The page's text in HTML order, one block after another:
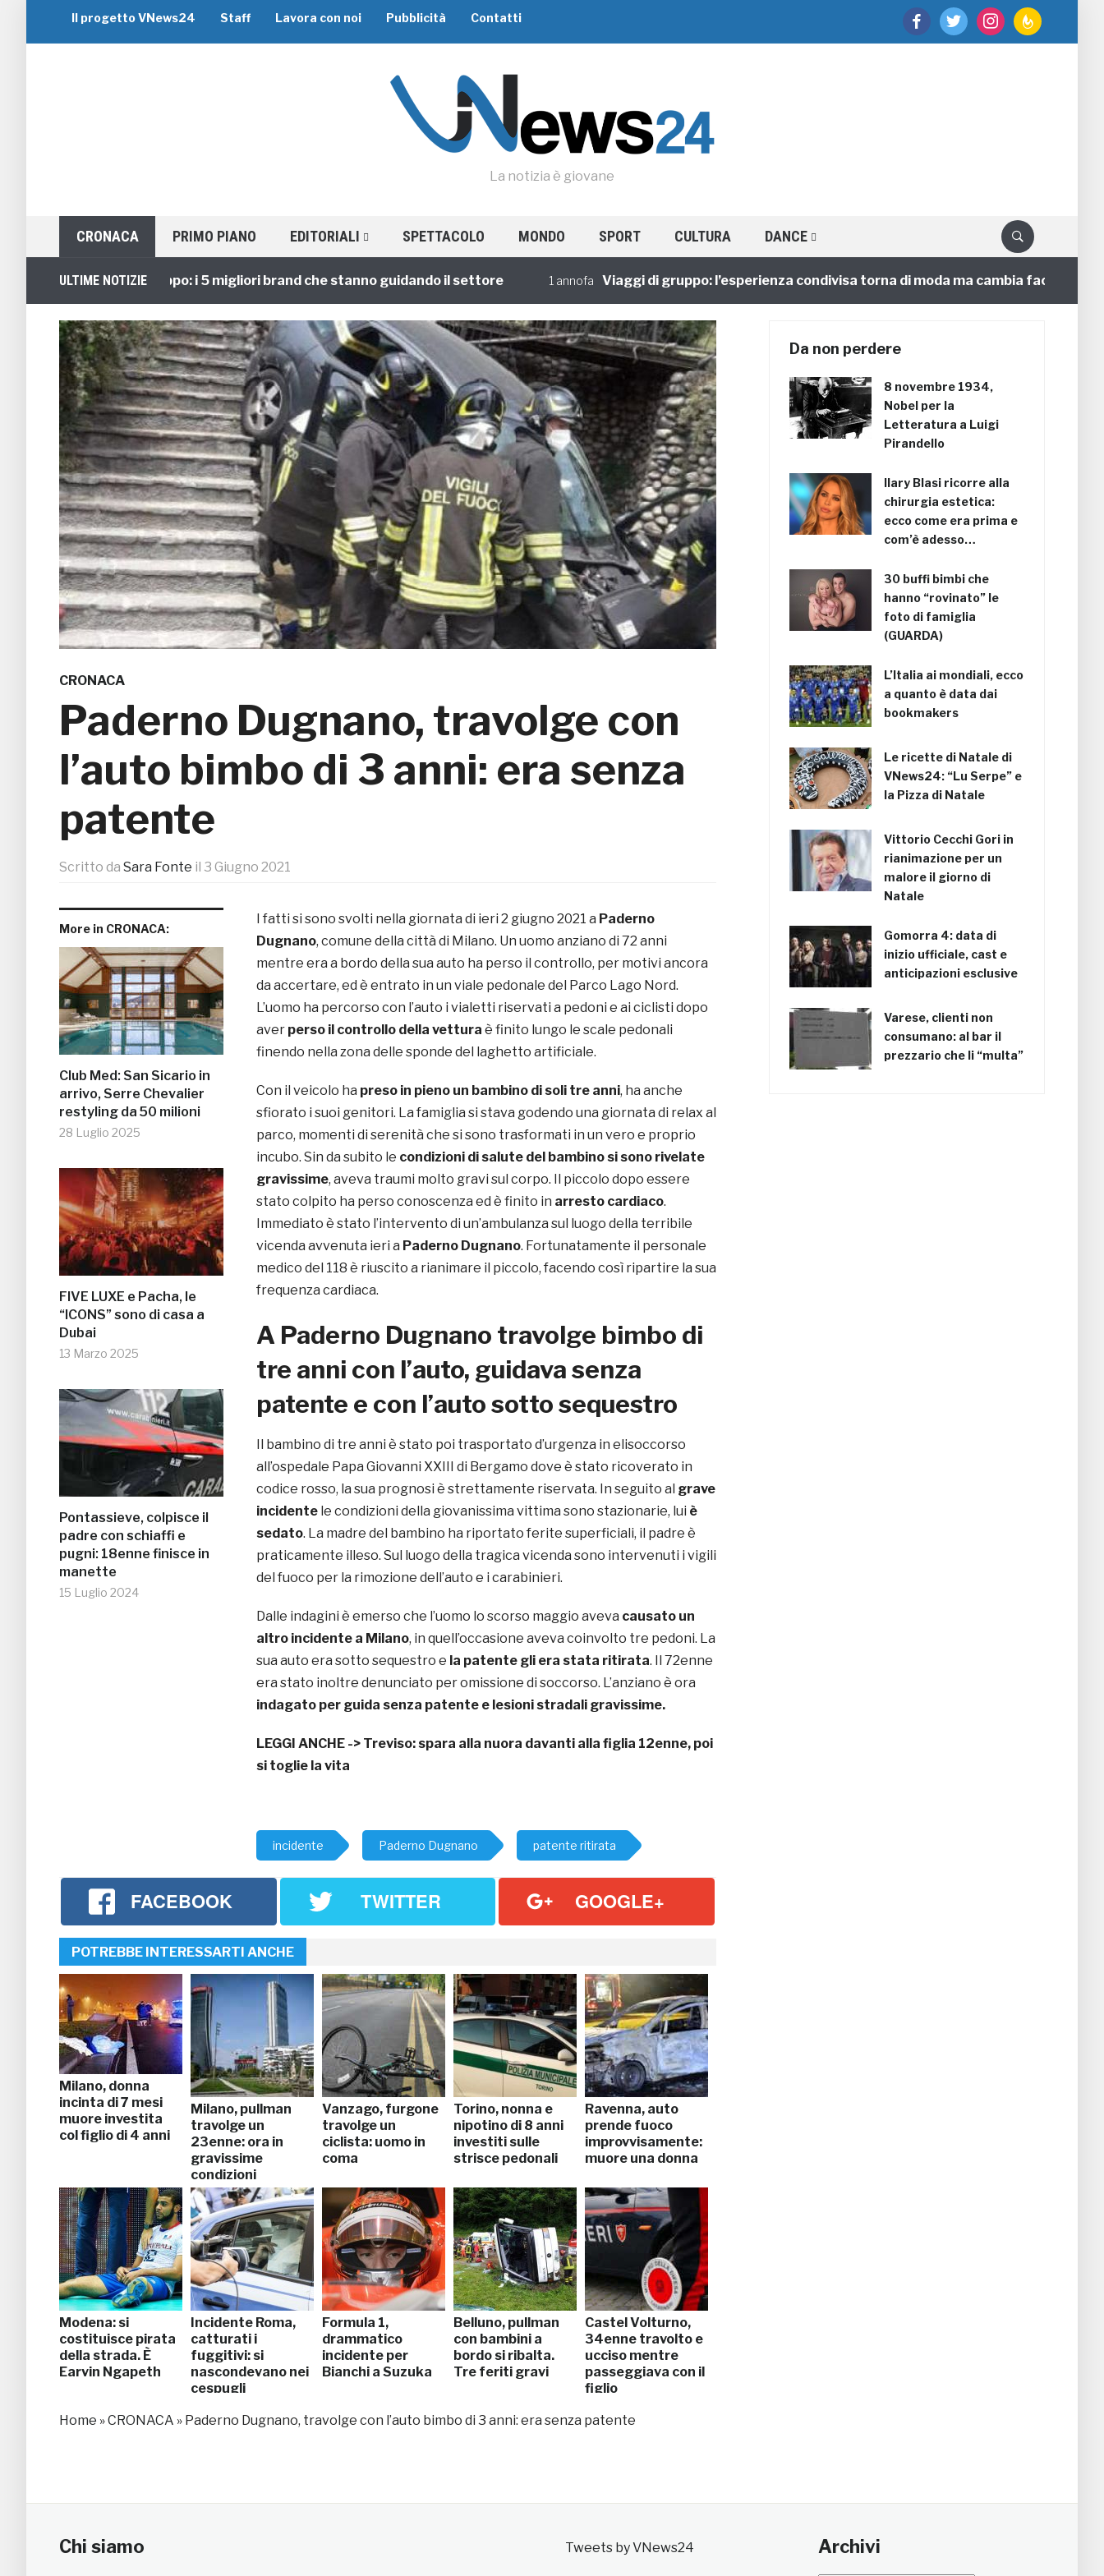
facebooktwitter instagramfeedburner
Il progetto VNews24 Staff Lavora con noi Pubblicità Contatti
La notizia è giovane
CRONACA PRIMO PIANO EDITORIALI SPETTACOLO MONDO SPORT CULTURA DANCE
ULTIME NOTIZIE
Viaggi di Gruppo: i 5 migliori brand che stanno guidando il settore 1 annofa Viaggi di gruppo: l’esperienza condivisa torna di moda ma cambia faccia
CRONACA
Paderno Dugnano, travolge con
l’auto bimbo di 3 anni: era senza
patente
Scritto da Sara Fonte il 3 Giugno 2021
More in CRONACA:
Club Med: San Sicario in
arrivo, Serre Chevalier
restyling da 50 milioni
28 Luglio 2025
FIVE LUXE e Pacha, le
“ICONS” sono di casa a
Dubai
13 Marzo 2025
Pontassieve, colpisce il
padre con schiaffi e
pugni: 18enne finisce in
manette
15 Luglio 2024
I fatti si sono svolti nella giornata di ieri 2 giugno 2021 a Paderno
Dugnano, comune della città di Milano. Un uomo anziano di 72 anni
mentre era a bordo della sua auto ha perso il controllo, per motivi ancora
da accertare, ed è entrato in un viale pedonale del Parco Lago Nord.
L’uomo ha percorso con l’auto i vialetti riservati a pedoni e ai ciclisti dopo
aver perso il controllo della vettura è finito lungo le scale pedonali
finendo nella zona delle sponde del laghetto artificiale.
Con il veicolo ha preso in pieno un bambino di soli tre anni, ha anche
sfiorato i suoi genitori. La famiglia si stava godendo una giornata di relax al
parco, momenti di serenità che si sono trasformati in un vero e proprio
incubo. Sin da subito le condizioni di salute del bambino si sono rivelate
gravissime, aveva traumi molto gravi sul corpo. Il piccolo dopo essere
stato colpito ha perso conoscenza ed è finito in arresto cardiaco.
Immediato è stato l’intervento di un’ambulanza sul luogo della terribile
vicenda avvenuta ieri a Paderno Dugnano. Fortunatamente il personale
medico del 118 è riuscito a rianimare il piccolo, facendo così ripartire la sua
frequenza cardiaca.
A Paderno Dugnano travolge bimbo di
tre anni con l’auto, guidava senza
patente e con l’auto sotto sequestro
Il bambino di tre anni è stato poi trasportato d’urgenza in elisoccorso
all’ospedale Papa Giovanni XXIII di Bergamo dove è stato ricoverato in
codice rosso, la sua prognosi è strettamente riservata. In seguito al grave
incidente le condizioni della giovanissima vittima sono stazionarie, lui è
sedato. La madre del bambino ha riportato ferite superficiali, il padre è
praticamente illeso. Sul luogo della tragica vicenda sono intervenuti i vigili
del fuoco per la rimozione dell’auto e i carabinieri.
Dalle indagini è emerso che l’uomo lo scorso maggio aveva causato un
altro incidente a Milano, in quell’occasione aveva coinvolto tre pedoni. La
sua auto era sotto sequestro e la patente gli era stata ritirata. Il 72enne
era stato inoltre denunciato per omissione di soccorso. L’anziano è ora
indagato per guida senza patente e lesioni stradali gravissime.
LEGGI ANCHE -> Treviso: spara alla nuora davanti alla figlia 12enne, poi
si toglie la vita
incidente Paderno Dugnano patente ritirata
FACEBOOK TWITTER GOOGLE+
POTREBBE INTERESSARTI ANCHE
Milano, donna
incinta di 7 mesi
muore investita
col figlio di 4 anni
Milano, pullman
travolge un
23enne: ora in
gravissime
condizioni
Vanzago, furgone
travolge un
ciclista: uomo in
coma
Torino, nonna e
nipotino di 8 anni
investiti sulle
strisce pedonali
Ravenna, auto
prende fuoco
improvvisamente:
muore una donna
Modena: si
costituisce pirata
della strada. È
Earvin Ngapeth
Incidente Roma,
catturati i
fuggitivi: si
nascondevano nei
cespugli
Formula 1,
drammatico
incidente per
Bianchi a Suzuka
Belluno, pullman
con bambini a
bordo si ribalta.
Tre feriti gravi
Castel Volturno,
34enne travolto e
ucciso mentre
passeggiava con il
figlio
Home »CRONACA » Paderno Dugnano, travolge con l’auto bimbo di 3 anni: era senza patente
Da non perdere
8 novembre 1934,
Nobel per la
Letteratura a Luigi
Pirandello
Ilary Blasi ricorre alla
chirurgia estetica:
ecco come era prima e
com’è adesso…
30 buffi bimbi che
hanno “rovinato” le
foto di famiglia
(GUARDA)
L’Italia ai mondiali, ecco
a quanto è data dai
bookmakers
Le ricette di Natale di
VNews24: “Lu Serpe” e
la Pizza di Natale
Vittorio Cecchi Gori in
rianimazione per un
malore il giorno di
Natale
Gomorra 4: data di
inizio ufficiale, cast e
anticipazioni esclusive
Varese, clienti non
consumano: al bar il
prezzario che li “multa”
Chi siamo Tweets by VNews24 Archivi